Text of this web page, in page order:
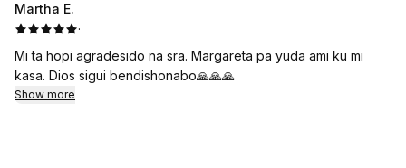
Martha E.
·
Mi ta hopi agradesido na sra. Margareta pa yuda ami ku mi
kasa. Dios sigui bendishonabo🙏🙏🙏
Show more